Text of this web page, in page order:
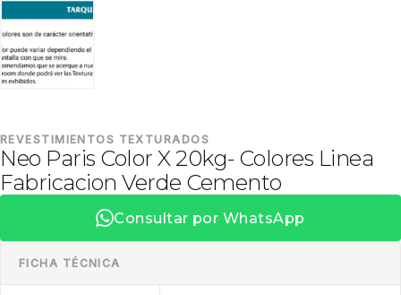
REVESTIMIENTOS TEXTURADOS
Neo Paris Color X 20kg- Colores Linea
Fabricacion Verde Cemento
Consultar por WhatsApp
FICHA TÉCNICA